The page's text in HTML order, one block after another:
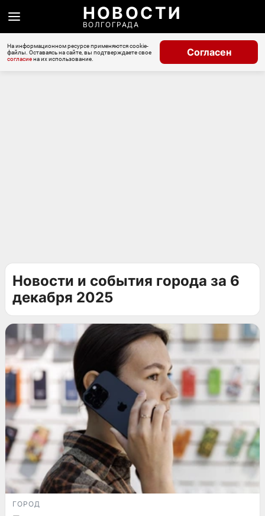
НОВОСТИ
ВОЛГОГРАДА
На информационном ресурсе применяются cookie-
файлы. Оставаясь на сайте, вы подтверждаете свое
согласиена их использование.
Согласен
Новости и события города за 6
декабря 2025
ГОРОД